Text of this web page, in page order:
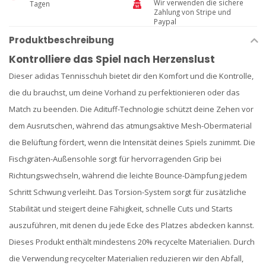
Tagen
Wir verwenden die sichere
Zahlung von Stripe und
Paypal
Produktbeschreibung
Kontrolliere das Spiel nach Herzenslust
Dieser adidas Tennisschuh bietet dir den Komfort und die Kontrolle,
die du brauchst, um deine Vorhand zu perfektionieren oder das
Match zu beenden. Die Adituff-Technologie schützt deine Zehen vor
dem Ausrutschen, während das atmungsaktive Mesh-Obermaterial
die Belüftung fördert, wenn die Intensität deines Spiels zunimmt. Die
Fischgräten-Außensohle sorgt für hervorragenden Grip bei
Richtungswechseln, während die leichte Bounce-Dämpfung jedem
Schritt Schwung verleiht. Das Torsion-System sorgt für zusätzliche
Stabilität und steigert deine Fähigkeit, schnelle Cuts und Starts
auszuführen, mit denen du jede Ecke des Platzes abdecken kannst.
Dieses Produkt enthält mindestens 20% recycelte Materialien. Durch
die Verwendung recycelter Materialien reduzieren wir den Abfall,